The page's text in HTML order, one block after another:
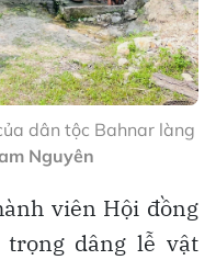
dân tộc Bahnar làng
Nguyên
viên Hội đồng
dâng lễ vật